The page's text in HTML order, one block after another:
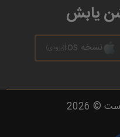
یابش
نسخه ios (بزودی)
2026